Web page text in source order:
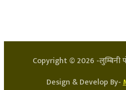
Copyright ©2026 -लुम्बिनी
Design & Develop By-